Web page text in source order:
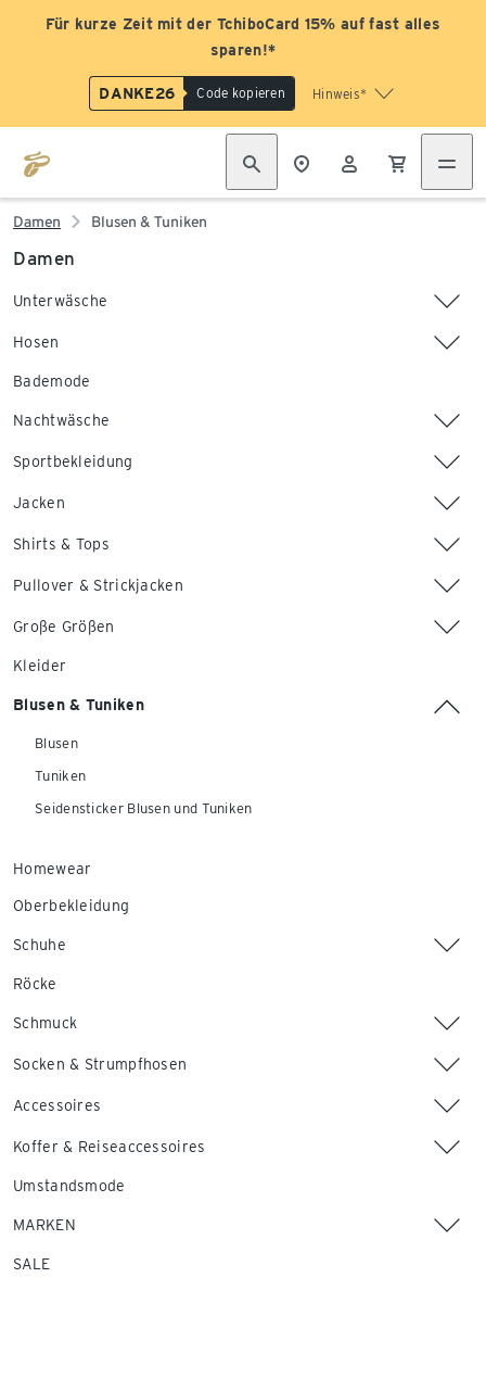
Für kurze Zeit mit der TchiboCard 15% auf fast alles
sparen!*
DANKE26 Code kopieren Hinweis*
Damen Blusen & Tuniken
Damen
Unterwäsche
Hosen
Bademode
Nachtwäsche
Sportbekleidung
Jacken
Shirts & Tops
Pullover & Strickjacken
Große Größen
Kleider
Blusen & Tuniken
Blusen
Tuniken
Seidensticker Blusen und Tuniken
Homewear
Oberbekleidung
Schuhe
Röcke
Schmuck
Socken & Strumpfhosen
Accessoires
Koffer & Reiseaccessoires
Umstandsmode
MARKEN
SALE